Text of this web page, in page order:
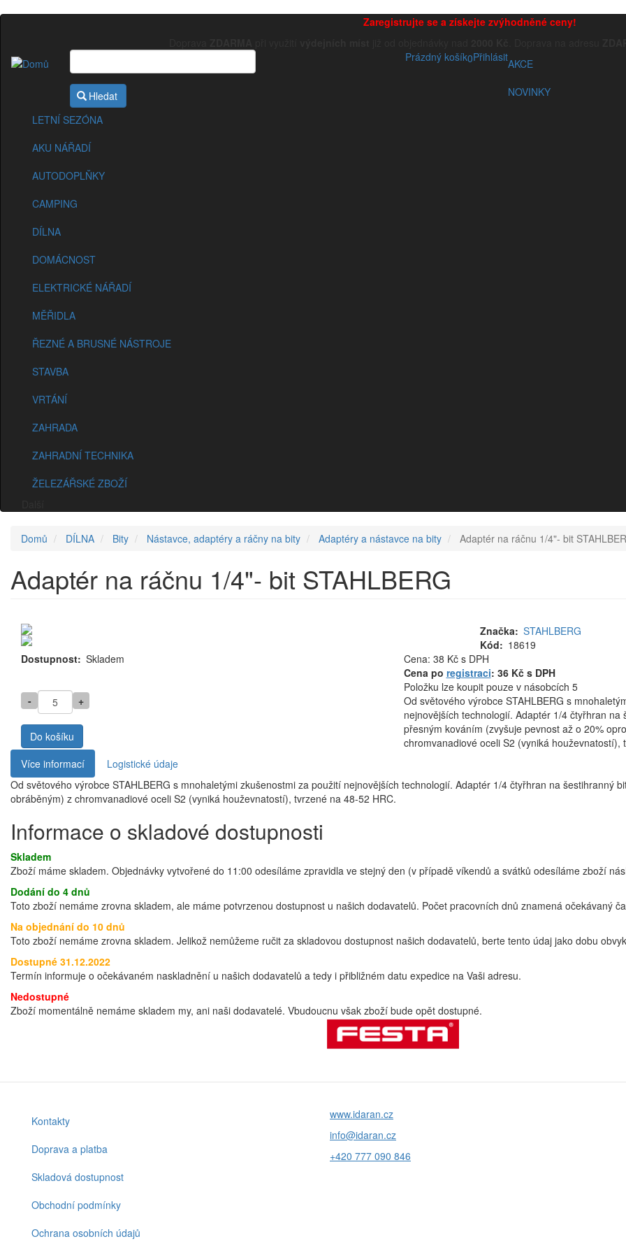
Přejít
obsahu
Zaregistrujte se a získejte zvýhodněné ceny!
Přihlásit
Prázdný košík0
Hledat
Sekce
eshopu
AKCE
NOVINKY
LETNÍ SEZÓNA
AKU NÁŘADÍ
AUTODOPLŇKY
CAMPING
DÍLNA
DOMÁCNOST
ELEKTRICKÉ NÁŘADÍ
MĚŘIDLA
ŘEZNÉ A BRUSNÉ NÁSTROJE
STAVBA
VRTÁNÍ
ZAHRADA
ZAHRADNÍ TECHNIKA
ŽELEZÁŘSKÉ ZBOŽÍ
Domů DÍLNA Bity Nástavce, adaptéry a ráčny na bity Adaptéry a nástavce na bity Adaptér na ráčnu 1/4"- bit
Adaptér na ráčnu 1/4"- bit STAHLBERG
Značka STAHLBERG
Kód
18619
Dostupnost Skladem
Cena
MJ
Cena: 38 Kč s DPH
Cena po registraci: 36 Kč s DPH
-
+
Do košíku
Položku lze koupit pouze v násobcích 5
Od světového výrobce STAHLBERG s
nejnovějších technologií. Adaptér 1/4 čtyřhran na
přesným kováním (zvyšuje pevnost až o 20%
chromvanadiové oceli S2 (vyniká houževnatostí),
Více informací
Logistické údaje
Od světového výrobce STAHLBERG s mnohaletými zkušenostmi za použití nejnovějších technologií. Adaptér 1/4 čtyřhran na šestihranný
obráběným) z chromvanadiové oceli S2 (vyniká houževnatostí), tvrzené na 48-52 HRC.
Informace o skladové dostupnosti
Skladem
Zboží máme skladem. Objednávky vytvořené do 11:00 odesíláme zpravidla ve stejný den (v případě víkendů a svátků odesíláme zboží
Dodání do 4 dnů
Toto zboží nemáme zrovna skladem, ale máme potvrzenou dostupnost u našich dodavatelů. Počet pracovních dnů znamená očekávaný
Na objednání do 10 dnů
Toto zboží nemáme zrovna skladem. Jelikož nemůžeme ručit za skladovou dostupnost našich dodavatelů, berte tento údaj jako dobu
Dostupné 31.12.2022
Termín informuje o očekávaném naskladnění u našich dodavatelů a tedy i přibližném datu expedice na Vaši adresu.
Nedostupné
Zboží momentálně nemáme skladem my, ani naši dodavatelé. Vbudoucnu však zboží bude opět dostupné.
Footer
menu
Kontakty
Doprava a platba
Skladová dostupnost
Obchodní podmínky
Ochrana osobních údajů
www.idaran.cz
info@idaran.cz
+420 777 090 846